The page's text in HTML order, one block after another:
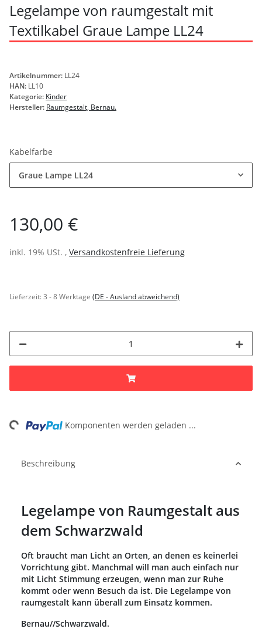
Legelampe von raumgestalt mit
Textilkabel Graue Lampe LL24
Artikelnummer: LL24
HAN: LL10
Kategorie: Kinder
Hersteller: Raumgestalt, Bernau.
Kabelfarbe
Graue Lampe LL24
130,00 €
inkl. 19% USt. , Versandkostenfreie Lieferung
Lieferzeit:3 - 8 Werktage (DE - Ausland abweichend)
Komponenten werden geladen ...
Beschreibung
Legelampe von Raumgestalt aus
dem Schwarzwald
Oft braucht man Licht an Orten, an denen es keinerlei
Vorrichtung gibt. Manchmal will man auch einfach nur
mit Licht Stimmung erzeugen, wenn man zur Ruhe
kommt oder wenn Besuch da ist. Die Legelampe von
raumgestalt kann überall zum Einsatz kommen.
Bernau//Schwarzwald.